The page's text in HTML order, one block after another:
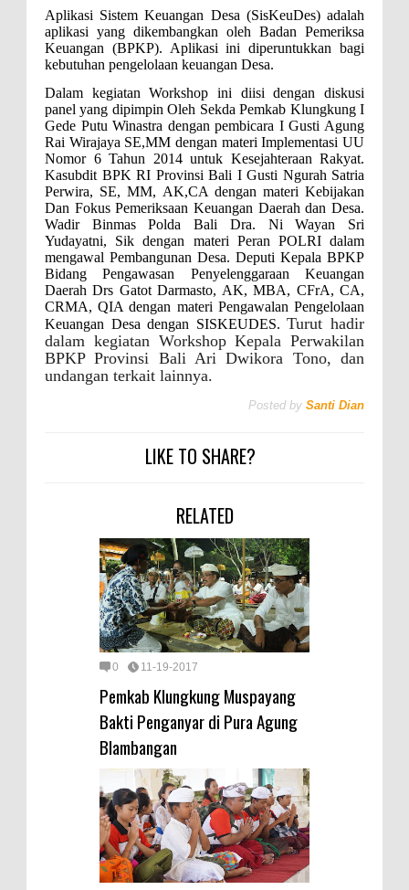
Aplikasi Sistem Keuangan Desa (SisKeuDes) adalah
aplikasi yang dikembangkan oleh Badan Pemeriksa
Keuangan (BPKP). Aplikasi ini diperuntukkan bagi
kebutuhan pengelolaan keuangan Desa.
Dalam kegiatan Workshop ini diisi dengan diskusi
panel yang dipimpin Oleh Sekda Pemkab Klungkung I
Gede Putu Winastra dengan pembicara I Gusti Agung
Rai Wirajaya SE,MM dengan materi Implementasi UU
Nomor 6 Tahun 2014 untuk Kesejahteraan Rakyat.
Kasubdit BPK RI Provinsi Bali I Gusti Ngurah Satria
Perwira, SE, MM, AK,CA dengan materi Kebijakan
Dan Fokus Pemeriksaan Keuangan Daerah dan Desa.
Wadir Binmas Polda Bali Dra. Ni Wayan Sri
Yudayatni, Sik dengan materi Peran POLRI dalam
mengawal Pembangunan Desa. Deputi Kepala BPKP
Bidang Pengawasan Penyelenggaraan Keuangan
Daerah Drs Gatot Darmasto, AK, MBA, CFrA, CA,
CRMA, QIA dengan materi Pengawalan Pengelolaan
Keuangan Desa dengan SISKEUDES.Turut hadir
dalam kegiatan Workshop Kepala Perwakilan
BPKP Provinsi Bali Ari Dwikora Tono, dan
undangan terkait lainnya.
Posted by Santi Dian
LIKE TO SHARE?
RELATED
0 11-19-2017
Pemkab Klungkung Muspayang
Bakti Penganyar di Pura Agung
Blambangan